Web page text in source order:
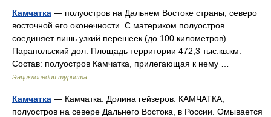
Камчатка — полуостров на Дальнем Востоке страны, северо
восточной его оконечности. С материком полуостров
соединяет лишь узкий перешеек (до 100 километров)
Парапольский дол. Площадь территории 472,3 тыс.кв.км.
Состав: полуостров Камчатка, прилегающая к нему …
Энциклопедия туриста
Камчатка — Камчатка. Долина гейзеров. КАМЧАТКА,
полуостров на севере Дальнего Востока, в России. Омывается